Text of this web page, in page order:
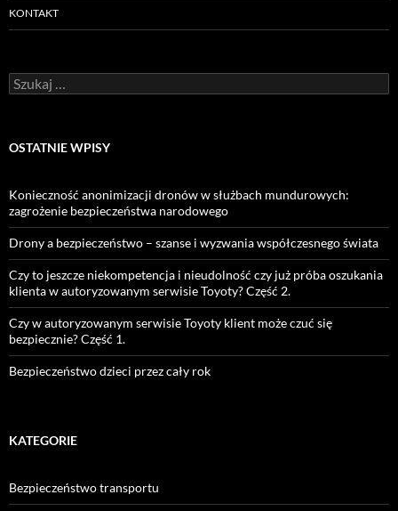
KONTAKT
Szukaj:
OSTATNIE WPISY
Konieczność anonimizacji dronów w służbach mundurowych:
zagrożenie bezpieczeństwa narodowego
Drony a bezpieczeństwo – szanse i wyzwania współczesnego świata
Czy to jeszcze niekompetencja i nieudolność czy już próba oszukania
klienta w autoryzowanym serwisie Toyoty? Część 2.
Czy w autoryzowanym serwisie Toyoty klient może czuć się
bezpiecznie? Część 1.
Bezpieczeństwo dzieci przez cały rok
KATEGORIE
Bezpieczeństwo transportu